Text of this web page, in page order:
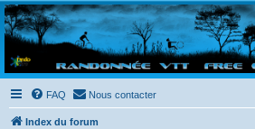
Randovttfree.fr
Bienvenue sur le site des randos vtt et pédestre de
et bonnes randos dans l'Ouest !
FAQ Nous contacter
Index du forum